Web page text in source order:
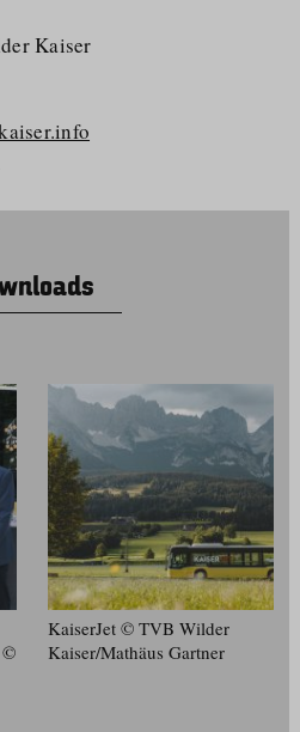
Kaiser
©
KaiserJet © TVB Wilder
Kaiser/​Mathäus Gartner